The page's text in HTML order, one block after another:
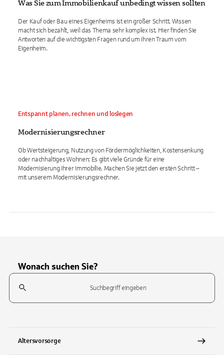
Was Sie zum Immobilienkauf unbedingt wissen sollten
Der Kauf oder Bau eines Eigenheims ist ein großer Schritt. Wissen
macht sich bezahlt, weil das Thema sehr komplex ist. Hier finden Sie
Antworten auf die wichtigsten Fragen rund um Ihren Traum vom
Eigenheim.
Entspannt planen, rechnen und loslegen
Modernisierungsrechner
Ob Wertsteigerung, Nutzung von Fördermöglichkeiten, Kostensenkung
oder nachhaltiges Wohnen: Es gibt viele Gründe für eine
Modernisierung Ihrer Immobilie. Machen Sie jetzt den ersten Schritt –
mit unserem Modernisierungsrechner.
Wonach suchen Sie?
Suchfeld
Altersvorsorge